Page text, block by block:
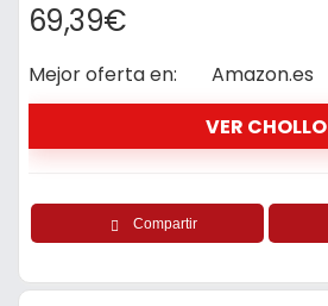
69,39€
Mejor oferta en:
Amazon.es
VER CHOLLO
Compartir